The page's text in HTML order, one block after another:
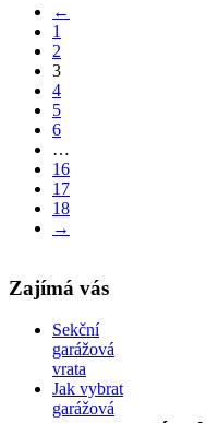
←
1
2
3
4
5
6
…
16
17
18
→
Zajímá vás
Sekční
garážová
vrata
Jak vybrat
garážová